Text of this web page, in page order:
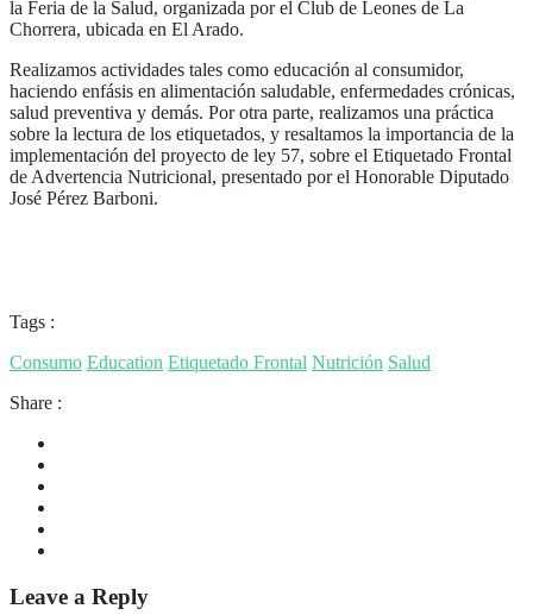
la Feria de la Salud, organizada por el Club de Leones de La
Chorrera, ubicada en El Arado.
Realizamos actividades tales como educación al consumidor,
haciendo enfásis en alimentación saludable, enfermedades crónicas,
salud preventiva y demás. Por otra parte, realizamos una práctica
sobre la lectura de los etiquetados, y resaltamos la importancia de la
implementación del proyecto de ley 57, sobre el Etiquetado Frontal
de Advertencia Nutricional, presentado por el Honorable Diputado
José Pérez Barboni.
Tags :
Consumo Education Etiquetado Frontal Nutrición Salud
Share :
Leave a Reply